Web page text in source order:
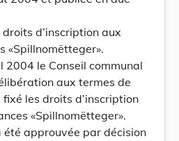
d’inscription aux
«Spillnomëtteger».
2004 le Conseil communal
aux termes de
les droits d’inscription
«Spillnomëtteger».
approuvée par décision